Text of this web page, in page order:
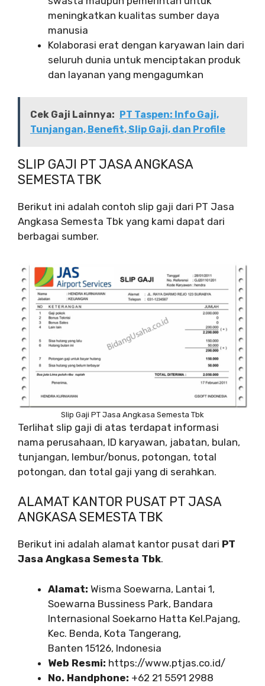
meningkatkan kualitas sumber daya
manusia
Kolaborasi erat dengan karyawan lain dari
seluruh dunia untuk menciptakan produk
dan layanan yang mengagumkan
Cek Gaji Lainnya:
PT Taspen: Info Gaji,
Tunjangan, Benefit, Slip Gaji, dan Profile
SLIP GAJI PT JASA ANGKASA
SEMESTA TBK
Berikut ini adalah contoh slip gaji dari PT Jasa
Angkasa Semesta Tbk yang kami dapat dari
berbagai sumber.
Slip Gaji PT Jasa Angkasa Semesta Tbk
Terlihat slip gaji di atas terdapat informasi
nama perusahaan, ID karyawan, jabatan, bulan,
tunjangan, lembur/bonus, potongan, total
potongan, dan total gaji yang di serahkan.
ALAMAT KANTOR PUSAT PT JASA
ANGKASA SEMESTA TBK
Berikut ini adalah alamat kantor pusat dari PT
Jasa Angkasa Semesta Tbk.
Alamat: Wisma Soewarna, Lantai 1,
Soewarna Bussiness Park, Bandara
Internasional Soekarno Hatta Kel.Pajang,
Kec. Benda, Kota Tangerang,
Banten 15126, Indonesia
Web Resmi: https://www.ptjas.co.id/
No. Handphone: +62 21 5591 2988